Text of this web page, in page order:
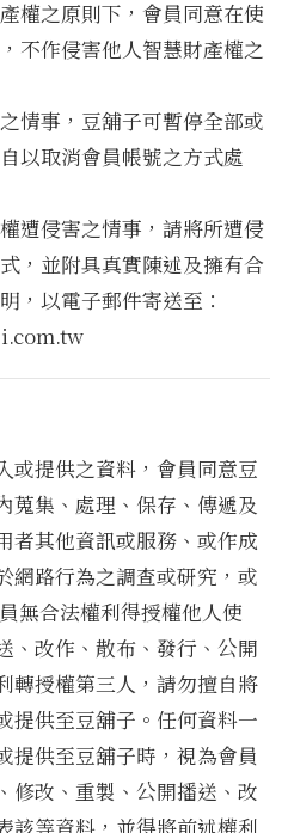
權之原則下，會員同意在使
不作侵害他人智慧財產權之
情事，豆舖子可暫停全部或
以取消會員帳號之方式處
遭侵害之情事，請將所遭侵
，並附具真實陳述及擁有合
，以電子郵件寄送至：
或提供之資料，會員同意豆
蒐集、處理、保存、傳遞及
者其他資訊或服務、或作成
網路行為之調查或研究，或
無合法權利得授權他人使
、改作、散布、發行、公開
轉授權第三人，請勿擅自將
提供至豆舖子。任何資料一
提供至豆舖子時，視為會員
修改、重製、公開播送、改